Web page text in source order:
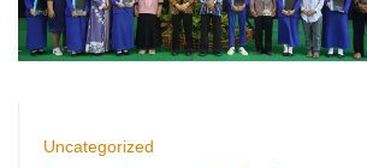
Uncategorized